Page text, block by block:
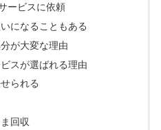
ービスに依頼
になることもある
が大変な理由
スが選ばれる理由
られる
回収